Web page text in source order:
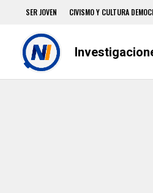
SER JOVEN CIVISMO Y CULTURA